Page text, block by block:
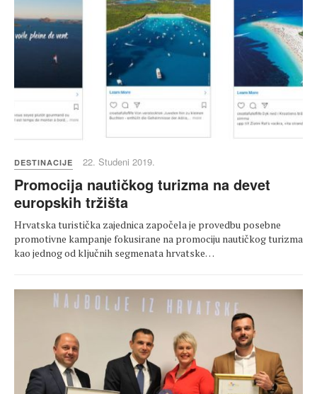
DESTINACIJE 22. Studeni 2019.
Promocija nautičkog turizma na devet
europskih tržišta
Hrvatska turistička zajednica započela je provedbu posebne
promotivne kampanje fokusirane na promociju nautičkog turizma
kao jednog od ključnih segmenata hrvatske…